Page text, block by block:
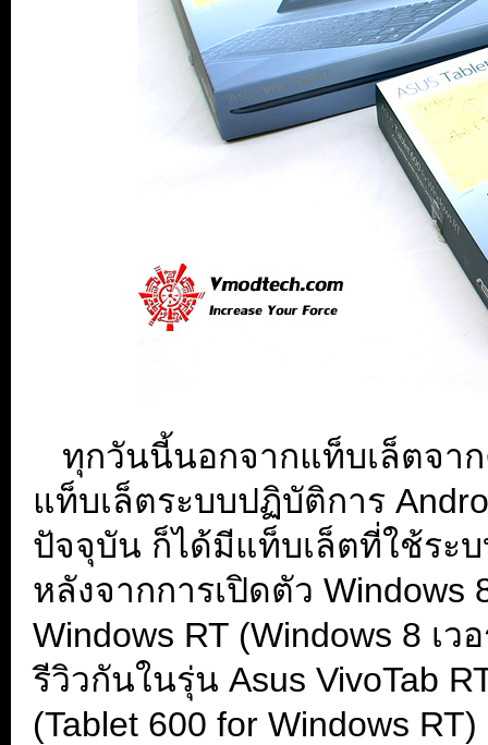
ทุกวันนี้นอกจากแท็บเล็ตจา
แท็บเล็ตระบบปฏิบัติการ
ปัจจุบัน ก็ได้มีแท็บเล็ตที่ใช้ระ
หลังจากการเปิดตัว
Windows RT (Windows 8 เ
รีวิวกันในรุ่น Asus VivoTab
(Tablet 600 for Windows